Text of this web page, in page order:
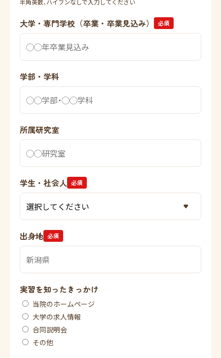
半角英数、ハイフンなしで入力してください
大学・専門学校（卒業・卒業見込み） 必須
学部・学科
所属研究室
学生・社会人 必須
出身地 必須
実習を知ったきっかけ
当院のホームページ
大学の求人情報
合同説明会
その他